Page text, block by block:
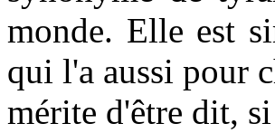
monde. Elle est
qui l'a aussi pour
mérite d'être dit,